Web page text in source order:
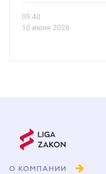
09.40
10 июня 2026
О КОМПАНИИ